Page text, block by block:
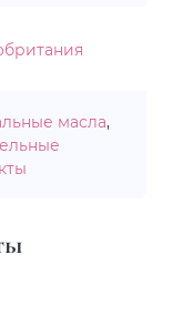
масла,